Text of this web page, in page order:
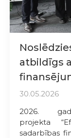
atbildīgs
30.05.2026
2026.
projekta
sadarbības